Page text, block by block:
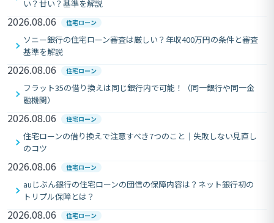
い？甘い？基準を解説
2026.08.06 住宅ローン
ソニー銀行の住宅ローン審査は厳しい？年収400万円の条件と審査
基準を解説
2026.08.06 住宅ローン
フラット35の借り換えは同じ銀行内で可能！（同一銀行や同一金
融機関）
2026.08.06 住宅ローン
住宅ローンの借り換えで注意すべき7つのこと｜失敗しない見直し
のコツ
2026.08.06 住宅ローン
auじぶん銀行の住宅ローンの団信の保障内容は？ネット銀行初の
トリプル保障とは？
2026.08.06 住宅ローン